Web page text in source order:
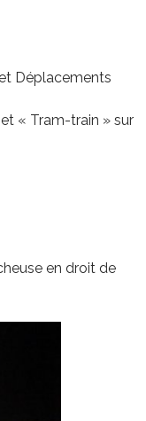
Déplacements
« Tram-train » sur
en droit de